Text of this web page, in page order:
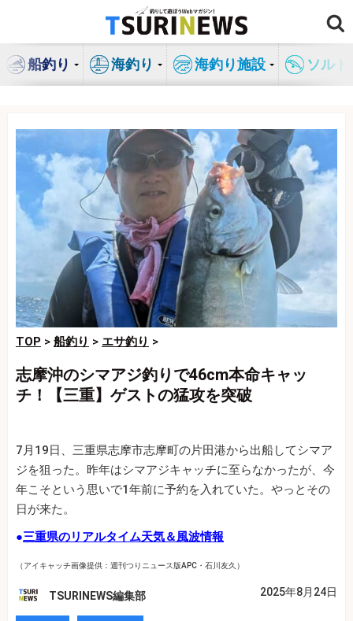
ン
船釣り 海釣り 海釣り施設 ソル
TOP > 船釣り > エサ釣り >
志摩沖のシマアジ釣りで46cm本命キャッ
チ！【三重】ゲストの猛攻を突破
7月19日、三重県志摩市志摩町の片田港から出船してシマア
ジを狙った。昨年はシマアジキャッチに至らなかったが、今
年こそという思いで1年前に予約を入れていた。やっとその
日が来た。
●三重県のリアルタイム天気＆風波情報
（アイキャッチ画像提供：週刊つりニュース版APC・石川友久）
TSURINEWS編集部 2025年8月24日